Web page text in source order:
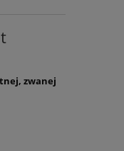
zwanej